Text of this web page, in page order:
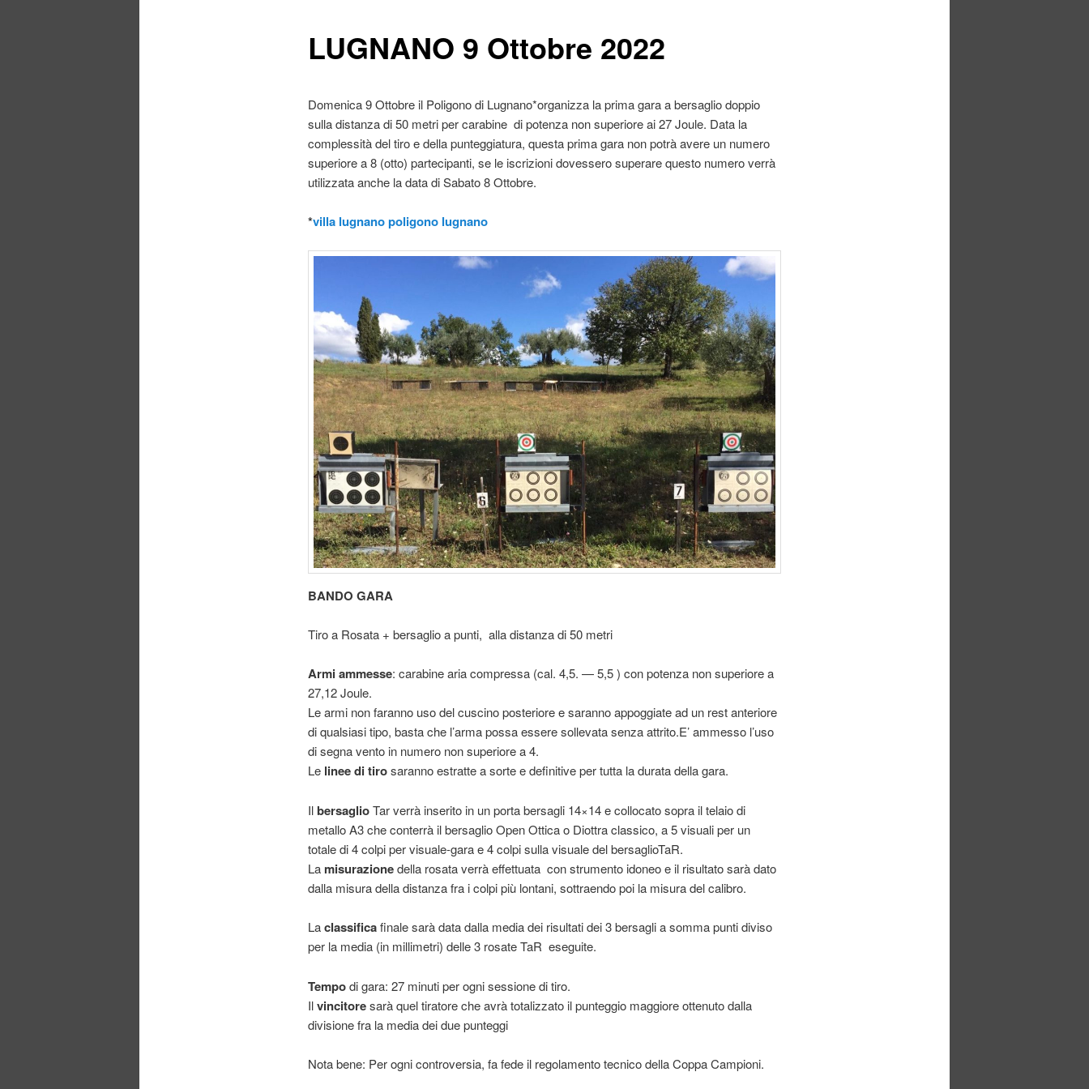
LUGNANO 9 Ottobre 2022
Domenica 9 Ottobre il Poligono di Lugnano*organizza la prima gara a bersaglio doppio
sulla distanza di 50 metri per carabine di potenza non superiore ai 27 Joule. Data la
complessità del tiro e della punteggiatura, questa prima gara non potrà avere un numero
superiore a 8 (otto) partecipanti, se le iscrizioni dovessero superare questo numero verrà
utilizzata anche la data di Sabato 8 Ottobre.
*villa lugnano poligono lugnano
BANDO GARA
Tiro a Rosata + bersaglio a punti, alla distanza di 50 metri
Armi ammesse: carabine aria compressa (cal. 4,5. — 5,5 ) con potenza non superiore a
27,12 Joule.
Le armi non faranno uso del cuscino posteriore e saranno appoggiate ad un rest anteriore
di qualsiasi tipo, basta che l’arma possa essere sollevata senza attrito.E’ ammesso l’uso
di segna vento in numero non superiore a 4.
Le linee di tirosaranno estratte a sorte e definitive per tutta la durata della gara.
IlbersaglioTar verrà inserito in un porta bersagli 14×14 e collocato sopra il telaio di
metallo A3 che conterrà il bersaglio Open Ottica o Diottra classico, a 5 visuali per un
totale di 4 colpi per visuale-gara e 4 colpi sulla visuale del bersaglioTaR.
Lamisurazionedella rosata verrà effettuata con strumento idoneo e il risultato sarà dato
dalla misura della distanza fra i colpi più lontani, sottraendo poi la misura del calibro.
Laclassificafinale sarà data dalla media dei risultati dei 3 bersagli a somma punti diviso
per la media (in millimetri) delle 3 rosate TaR eseguite.
Tempodi gara: 27 minuti per ogni sessione di tiro.
Ilvincitoresarà quel tiratore che avrà totalizzato il punteggio maggiore ottenuto dalla
divisione fra la media dei due punteggi
Nota bene: Per ogni controversia, fa fede il regolamento tecnico della Coppa Campioni.